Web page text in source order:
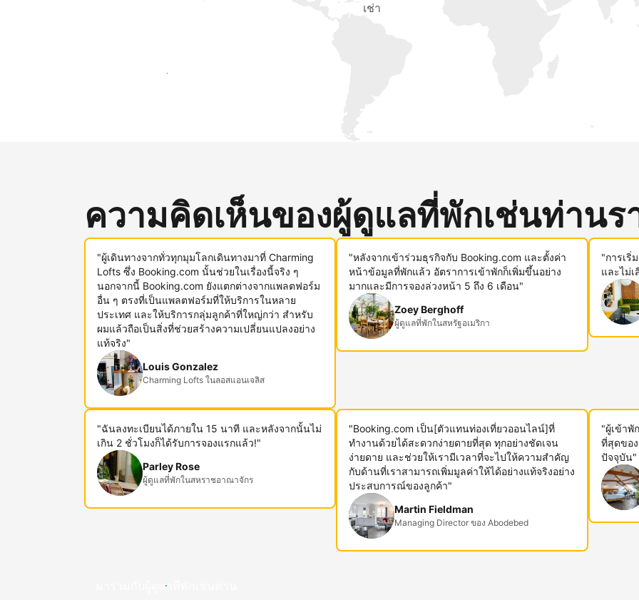
เช่า
เข้าถึงลูกค้าใหม่ ๆ ตั้งแต่วันนี้
ความคิดเห็นของผู้ดูแลที่พักเช่นท่านร
"ผู้เดินทางจากทั่วทุกมุมโลกเดินทางมาที่ Charming
Lofts ซึ่ง Booking.com นั้นช่วยในเรื่องนี้จริง ๆ
นอกจากนี้ Booking.com ยังแตกต่างจากแพลตฟอร์ม
อื่น ๆ ตรงที่เป็นแพลตฟอร์มที่ให้บริการในหลาย
ประเทศ และให้บริการกลุ่มลูกค้าที่ใหญ่กว่า สำหรับ
ผมแล้วถือเป็นสิ่งที่ช่วยสร้างความเปลี่ยนแปลงอย่าง
แท้จริง"
Louis Gonzalez
Charming Lofts ในลอสแอนเจลิส
"หลังจากเข้าร่วมธุรกิจกับ Booking.com และตั้งค่า
หน้าข้อมูลที่พักแล้ว อัตราการเข้าพักก็เพิ่มขึ้นอย่าง
มากและมีการจองล่วงหน้า 5 ถึง 6 เดือน"
Zoey Berghoff
ผู้ดูแลที่พักในสหรัฐอเมริกา
"การเริ่
และไม่เ
"ฉันลงทะเบียนได้ภายใน 15 นาที และหลังจากนั้นไม่
เกิน 2 ชั่วโมงก็ได้รับการจองแรกแล้ว!"
Parley Rose
ผู้ดูแลที่พักในสหราชอาณาจักร
"Booking.com เป็น[ตัวแทนท่องเที่ยวออนไลน์]ที่
ทำงานด้วยได้สะดวกง่ายดายที่สุด ทุกอย่างชัดเจน
ง่ายดาย และช่วยให้เรามีเวลาที่จะไปให้ความสำคัญ
กับด้านที่เราสามารถเพิ่มมูลค่าให้ได้อย่างแท้จริงอย่าง
ประสบการณ์ของลูกค้า"
Martin Fieldman
Managing Director ของ Abodebed
"ผู้เข้าพั
ที่สุดของ
ปัจจุบัน"
มาร่วมกับผู้ดูแลที่พักเช่นท่าน